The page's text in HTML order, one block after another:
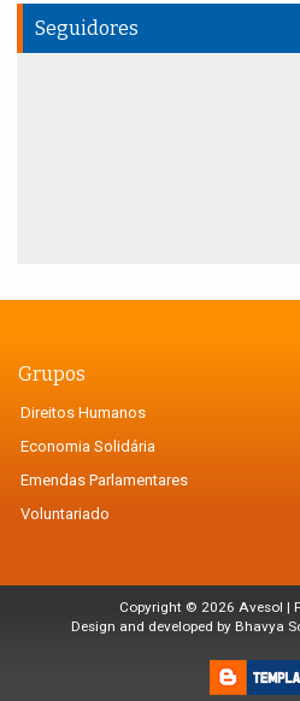
Seguidores
Grupos
Direitos Humanos
Economia Solidária
Emendas Parlamentares
Voluntariado
Copyright © 2026 Avesol |
Design and developed by Bhavya